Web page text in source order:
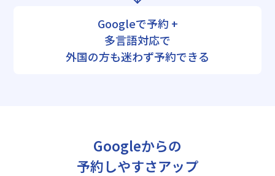
Googleで予約 +
多言語対応で
外国の方も迷わず予約できる
Googleからの
予約しやすさアップ